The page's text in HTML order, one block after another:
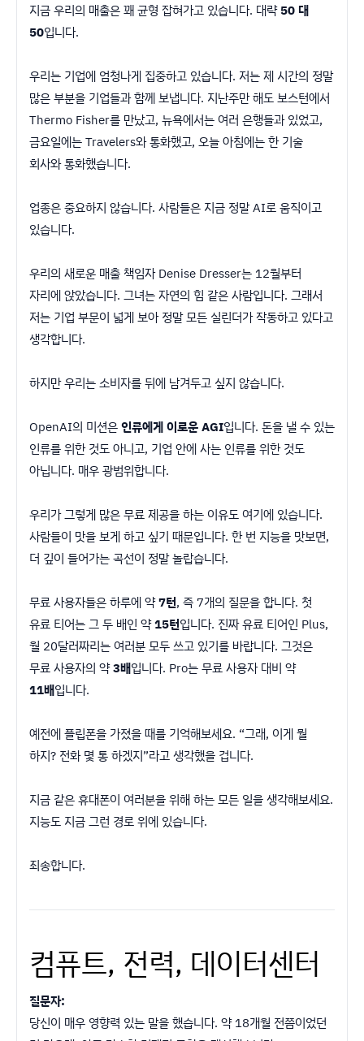
지금 우리의 매출은 꽤 균형 잡혀가고 있습니다. 대략50 대
50입니다.
우리는 기업에 엄청나게 집중하고 있습니다. 저는 제 시간의 정말
많은 부분을 기업들과 함께 보냅니다. 지난주만 해도 보스턴에서
Thermo Fisher를 만났고, 뉴욕에서는 여러 은행들과 있었고,
금요일에는 Travelers와 통화했고, 오늘 아침에는 한 기술
회사와 통화했습니다.
업종은 중요하지 않습니다. 사람들은 지금 정말 AI로 움직이고
있습니다.
우리의 새로운 매출 책임자 Denise Dresser는 12월부터
자리에 앉았습니다. 그녀는 자연의 힘 같은 사람입니다. 그래서
저는 기업 부문이 넓게 보아 정말 모든 실린더가 작동하고 있다고
생각합니다.
하지만 우리는 소비자를 뒤에 남겨두고 싶지 않습니다.
OpenAI의 미션은인류에게 이로운 AGI입니다. 돈을 낼 수 있는
인류를 위한 것도 아니고, 기업 안에 사는 인류를 위한 것도
아닙니다. 매우 광범위합니다.
우리가 그렇게 많은 무료 제공을 하는 이유도 여기에 있습니다.
사람들이 맛을 보게 하고 싶기 때문입니다. 한 번 지능을 맛보면,
더 깊이 들어가는 곡선이 정말 놀랍습니다.
무료 사용자들은 하루에 약7턴, 즉 7개의 질문을 합니다. 첫
유료 티어는 그 두 배인 약15턴입니다. 진짜 유료 티어인 Plus,
월 20달러짜리는 여러분 모두 쓰고 있기를 바랍니다. 그것은
무료 사용자의 약3배입니다. Pro는 무료 사용자 대비 약
11배입니다.
예전에 플립폰을 가졌을 때를 기억해보세요. “그래, 이게 뭘
하지? 전화 몇 통 하겠지”라고 생각했을 겁니다.
지금 같은 휴대폰이 여러분을 위해 하는 모든 일을 생각해보세요.
지능도 지금 그런 경로 위에 있습니다.
죄송합니다.
컴퓨트, 전력, 데이터센터
질문자:
당신이 매우 영향력 있는 말을 했습니다. 약 18개월 전쯤이었던